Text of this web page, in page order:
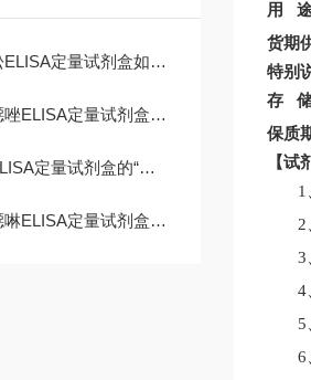
定量试剂盒如何避免假阳性
定量试剂盒的特异性保障机制
量试剂盒的“干扰排除术”
定量试剂盒技术解析
用
货期
特别
存
保质
【试
3
4
6